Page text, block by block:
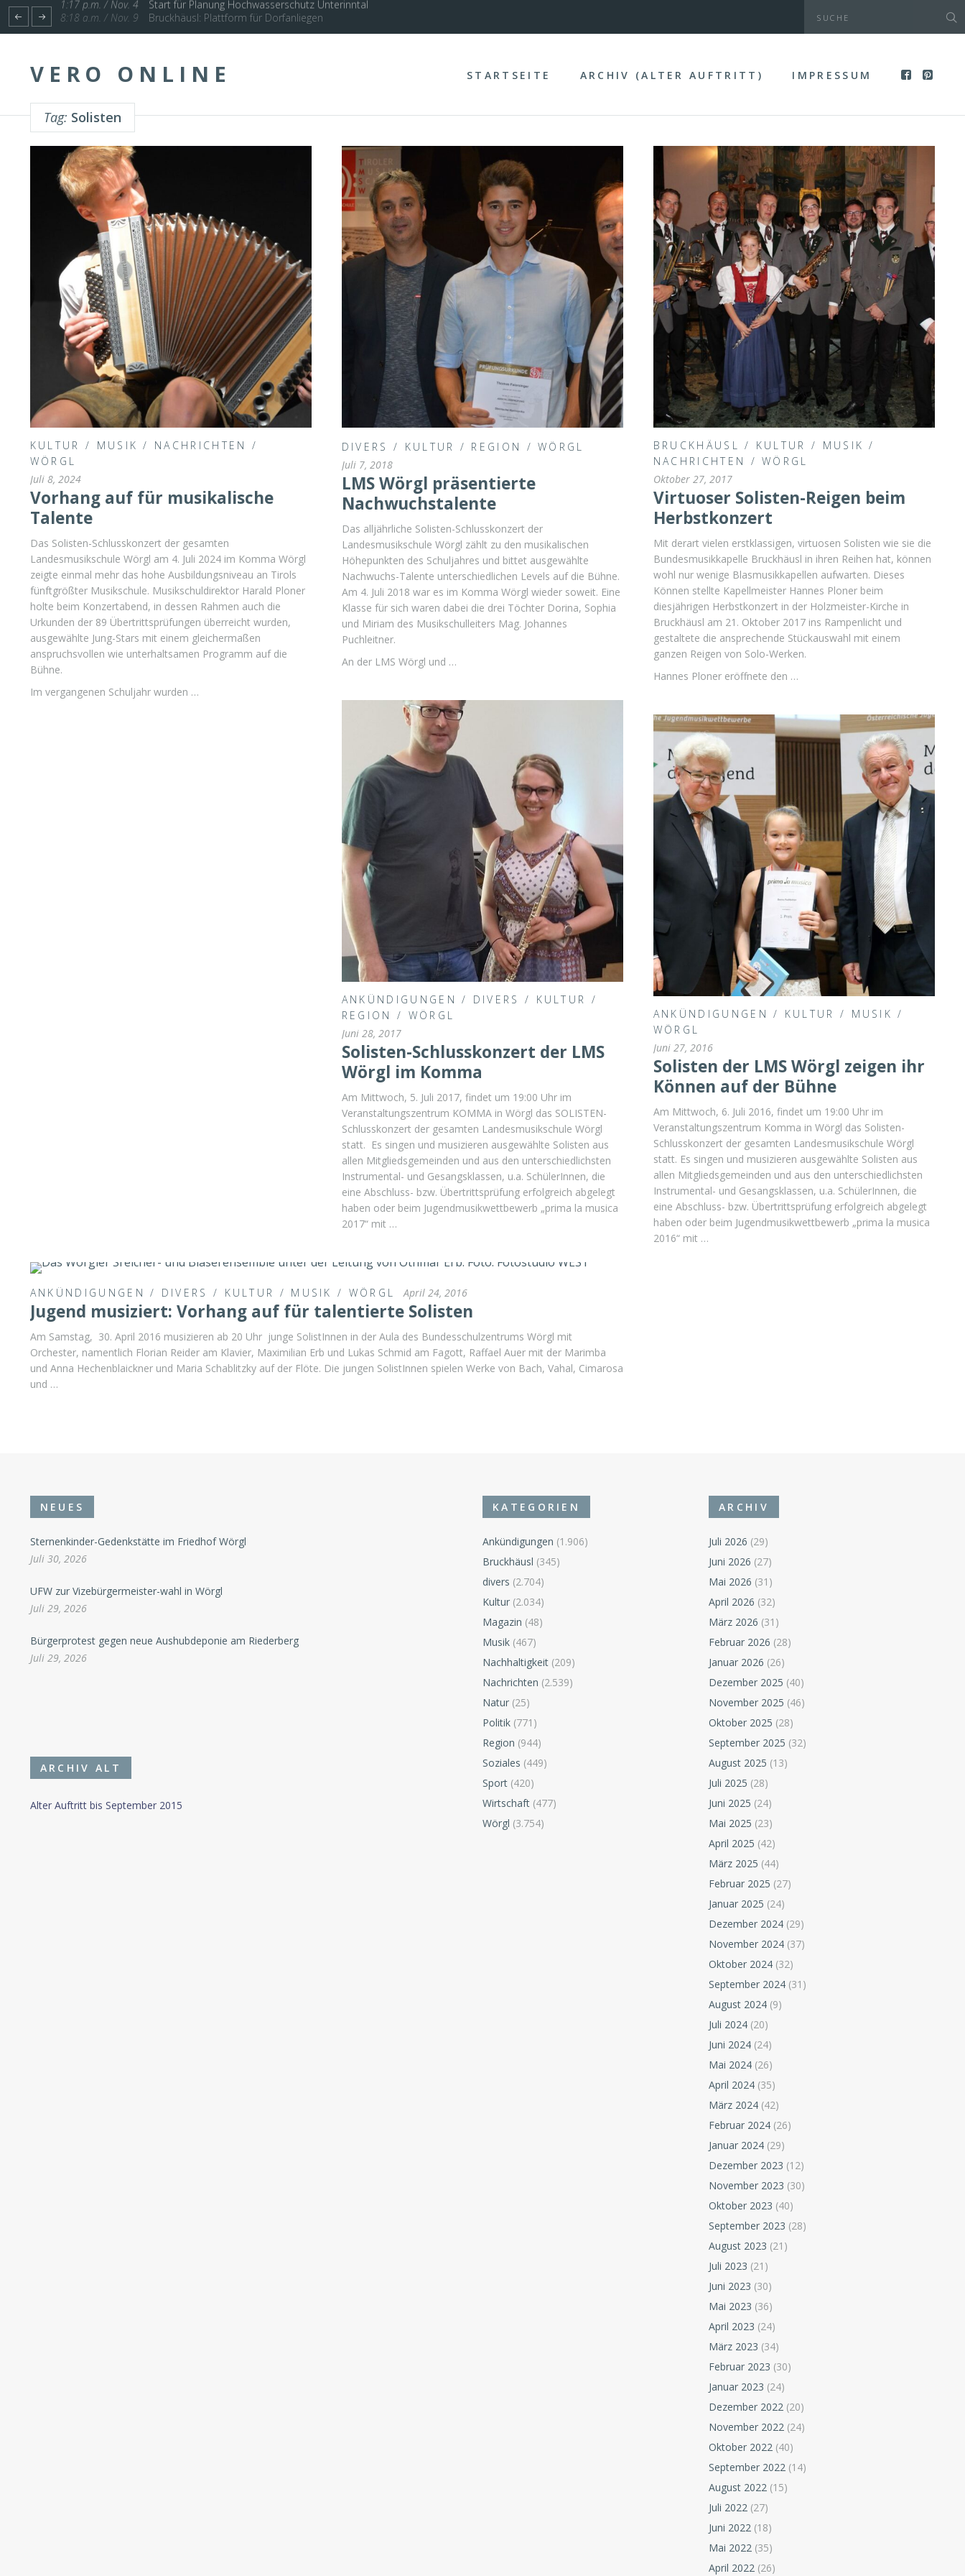
1:17 p.m. / Nov. 4 Start für Planung Hochwasserschutz Unterinntal
VERO ONLINE STARTSEITE ARCHIV (ALTER AUFTRITT) IMPRESSUM
Tag: Solisten
KULTUR / MUSIK / NACHRICHTEN
/
WÖRGL
Juli 8, 2024
Vorhang auf für musikalische
Talente
Das Solisten-Schlusskonzert der gesamten
Landesmusikschule Wörgl am 4. Juli 2024 im Komma Wörgl
zeigte einmal mehr das hohe Ausbildungsniveau an Tirols
fünftgrößter Musikschule. Musikschuldirektor Harald Ploner
holte beim Konzertabend, in dessen Rahmen auch die
Urkunden der 89 Übertrittsprüfungen überreicht wurden,
ausgewählte Jung-Stars mit einem gleichermaßen
anspruchsvollen wie unterhaltsamen Programm auf die
Bühne.
Im vergangenen Schuljahr wurden …
DIVERS / KULTUR / REGION /WÖRGL
Juli 7, 2018
LMS Wörgl präsentierte
Nachwuchstalente
Das alljährliche Solisten-Schlusskonzert der
Landesmusikschule Wörgl zählt zu den musikalischen
Höhepunkten des Schuljahres und bittet ausgewählte
Nachwuchs-Talente unterschiedlichen Levels auf die Bühne.
Am 4. Juli 2018 war es im Komma Wörgl wieder soweit. Eine
Klasse für sich waren dabei die drei Töchter Dorina, Sophia
und Miriam des Musikschulleiters Mag. Johannes
Puchleitner.
An der LMS Wörgl und …
BRUCKHÄUSL / KULTUR / MUSIK /
NACHRICHTEN
/WÖRGL
Oktober 27, 2017
Virtuoser Solisten-Reigen beim
Herbstkonzert
Mit derart vielen erstklassigen, virtuosen Solisten wie sie die
Bundesmusikkapelle Bruckhäusl in ihren Reihen hat, können
wohl nur wenige Blasmusikkapellen aufwarten. Dieses
Können stellte Kapellmeister Hannes Ploner beim
diesjährigen Herbstkonzert in der Holzmeister-Kirche in
Bruckhäusl am 21. Oktober 2017 ins Rampenlicht und
gestaltete die ansprechende Stückauswahl mit einem
ganzen Reigen von Solo-Werken.
Hannes Ploner eröffnete den …
ANKÜNDIGUNGEN / DIVERS / KULTUR /
REGION
/ WÖRGL
Juni 28, 2017
Solisten-Schlusskonzert der LMS
Wörgl im Komma
Am Mittwoch, 5. Juli 2017, findet um 19:00 Uhr im
Veranstaltungszentrum KOMMA in Wörgl das SOLISTEN-
Schlusskonzert der gesamten Landesmusikschule Wörgl
statt. Es singen und musizieren ausgewählte Solisten aus
allen Mitgliedsgemeinden und aus den unterschiedlichsten
Instrumental- und Gesangsklassen, u.a. SchülerInnen, die
eine Abschluss- bzw. Übertrittsprüfung erfolgreich abgelegt
haben oder beim Jugendmusikwettbewerb „prima la musica
2017“ mit …
ANKÜNDIGUNGEN / KULTUR / MUSIK /
WÖRGL
Juni 27, 2016
Solisten der LMS Wörgl zeigen ihr
Können auf der Bühne
Am Mittwoch, 6. Juli 2016, findet um 19:00 Uhr im
Veranstaltungszentrum Komma in Wörgl das Solisten-
Schlusskonzert der gesamten Landesmusikschule Wörgl
statt. Es singen und musizieren ausgewählte Solisten aus
allen Mitgliedsgemeinden und aus den unterschiedlichsten
Instrumental- und Gesangsklassen, u.a. SchülerInnen, die
eine Abschluss- bzw. Übertrittsprüfung erfolgreich abgelegt
haben oder beim Jugendmusikwettbewerb „prima la musica
2016“ mit …
ANKÜNDIGUNGEN / DIVERS / KULTUR / MUSIK / WÖRGL April 24, 2016
Jugend musiziert: Vorhang auf für talentierte Solisten
Am Samstag, 30. April 2016 musizieren ab 20 Uhr junge SolistInnen in der Aula des Bundesschulzentrums Wörgl mit
Orchester, namentlich Florian Reider am Klavier, Maximilian Erb und Lukas Schmid am Fagott, Raffael Auer mit der Marimba
und Anna Hechenblaickner und Maria Schablitzky auf der Flöte. Die jungen SolistInnen spielen Werke von Bach, Vahal, Cimarosa
und …
NEUES
Sternenkinder-Gedenkstätte im Friedhof Wörgl
Juli 30, 2026
UFW zur Vizebürgermeister-wahl in Wörgl
Juli 29, 2026
Bürgerprotest gegen neue Aushubdeponie am Riederberg
Juli 29, 2026
ARCHIV ALT
Alter Auftritt bis September 2015
KATEGORIEN
Ankündigungen (1.906)
Bruckhäusl (345)
divers (2.704)
Kultur (2.034)
Magazin (48)
Musik (467)
Nachhaltigkeit (209)
Nachrichten (2.539)
Natur (25)
Politik (771)
Region (944)
Soziales (449)
Sport (420)
Wirtschaft (477)
Wörgl (3.754)
ARCHIV
Juli 2026 (29)
Juni 2026 (27)
Mai 2026 (31)
April 2026 (32)
März 2026 (31)
Februar 2026 (28)
Januar 2026 (26)
Dezember 2025 (40)
November 2025 (46)
Oktober 2025 (28)
September 2025 (32)
August 2025 (13)
Juli 2025 (28)
Juni 2025 (24)
Mai 2025 (23)
April 2025 (42)
März 2025 (44)
Februar 2025 (27)
Januar 2025 (24)
Dezember 2024 (29)
November 2024 (37)
Oktober 2024 (32)
September 2024 (31)
August 2024 (9)
Juli 2024 (20)
Juni 2024 (24)
Mai 2024 (26)
April 2024 (35)
März 2024 (42)
Februar 2024 (26)
Januar 2024 (29)
Dezember 2023 (12)
November 2023 (30)
Oktober 2023 (40)
September 2023 (28)
August 2023 (21)
Juli 2023 (21)
Juni 2023 (30)
Mai 2023 (36)
April 2023 (24)
März 2023 (34)
Februar 2023 (30)
Januar 2023 (24)
Dezember 2022 (20)
November 2022 (24)
Oktober 2022 (40)
September 2022 (14)
August 2022 (15)
Juli 2022 (27)
Juni 2022 (18)
Mai 2022 (35)
April 2022 (26)